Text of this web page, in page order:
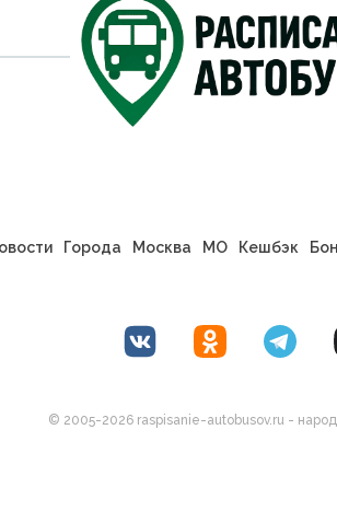
Города Москва МО Кешбэк
© 2005-2026 raspisanie-autobusov.ru -